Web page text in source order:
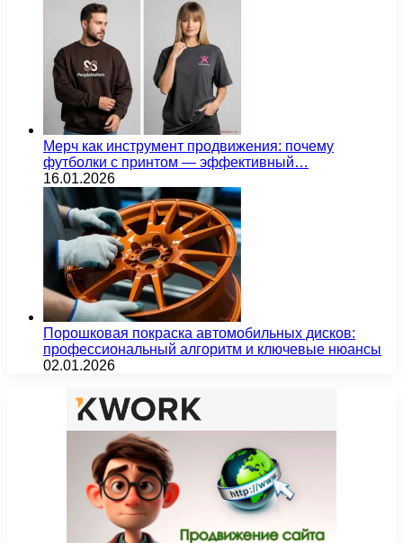
Мерч как инструмент продвижения: почему
футболки с принтом — эффективный…
16.01.2026
Порошковая покраска автомобильных дисков:
профессиональный алгоритм и ключевые нюансы
02.01.2026